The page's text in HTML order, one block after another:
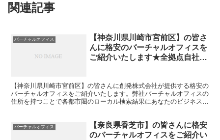
関連記事
バーチャルオフィス
【神奈川県川崎市宮前区】の皆さ
んに格安のバーチャルオフィスを
ご紹介いたします★全拠点自社物
【神奈川県川崎市宮前区】の皆さんに創発株式会社が提供する格安の
バーチャルオフィスをご紹介いたします。弊社バーチャルオフィスの
住所を持つことで各都市圏のローカル検索結果にあなたのビジネスが
バーチャルオフィス
【奈良県香芝市】の皆さんに格安
のバーチャルオフィスをご紹介い